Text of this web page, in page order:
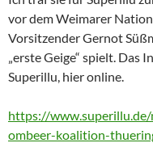
vor dem Weimarer
Vorsitzender Gernot
„erste Geige“ spielt.
Superillu, hier online.
https://
ombeer-koalition-